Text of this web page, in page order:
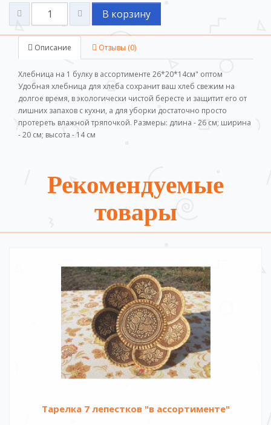
В корзину
Описание Отзывы (0)
Хлебница на 1 булку в ассортименте 26*20*14см" оптом
Удобная хлебница для хлеба сохранит ваш хлеб свежим на
долгое время, в экологически чистой бересте и защитит его от
лишних запахов с кухни, а для уборки достаточно просто
протереть влажной тряпочкой. Размеры: длина - 26 см; ширина
- 20 см; высота - 14 см
Рекомендуемые
товары
Тарелка 7 лепестков "в ассортименте"